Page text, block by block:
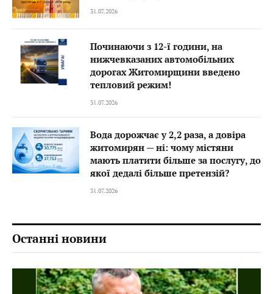
31.07.2026
Починаючи з 12-ї години, на
нижчевказаних автомобільних
дорогах Житомирщини введено
тепловий режим!
31.07.2026
Вода дорожчає у 2,2 раза, а довіра
житомирян — ні: чому містяни
мають платити більше за послугу, до
якої дедалі більше претензій?
31.07.2026
Останні новини